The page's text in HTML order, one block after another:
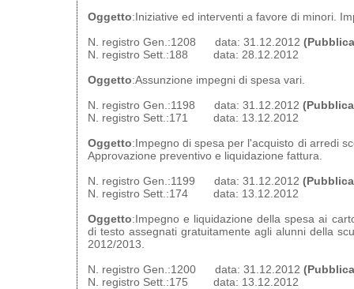
Oggetto:Iniziative ed interventi a favore di minori.
N. registro Gen.:1208 data: 31.12.2012
N. registro Sett.:188 data: 28.12.2012
Oggetto:Assunzione impegni di spesa vari.
N. registro Gen.:1198 data: 31.12.2012
N. registro Sett.:171 data: 13.12.2012
Oggetto:Impegno di spesa per l'acquisto di arredi
Approvazione preventivo e liquidazione fattura.
N. registro Gen.:1199 data: 31.12.2012
N. registro Sett.:174 data: 13.12.2012
Oggetto:Impegno e liquidazione della spesa ai
di testo assegnati gratuitamente agli alunni della
2012/2013.
N. registro Gen.:1200 data: 31.12.2012
N. registro Sett.:175 data: 13.12.2012